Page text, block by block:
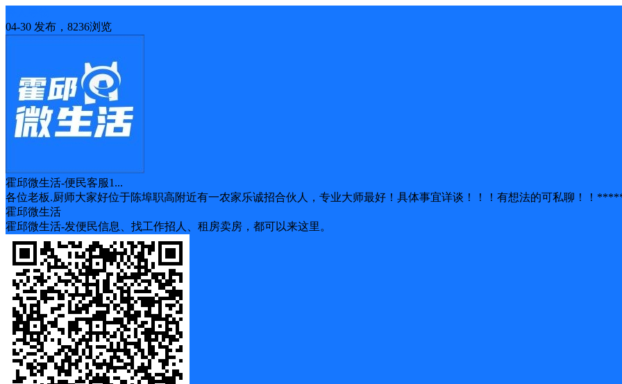
04-30 发布，8236浏览
霍邱微生活-便民客服1...
各位老板.厨师大家好位于陈埠职高附近有一农家乐诚招合伙人，专业大师最好！具体事宜详谈！！！有想法的可私聊！！
霍邱微生活
霍邱微生活-发便民信息、找工作招人、租房卖房，都可以来这里。